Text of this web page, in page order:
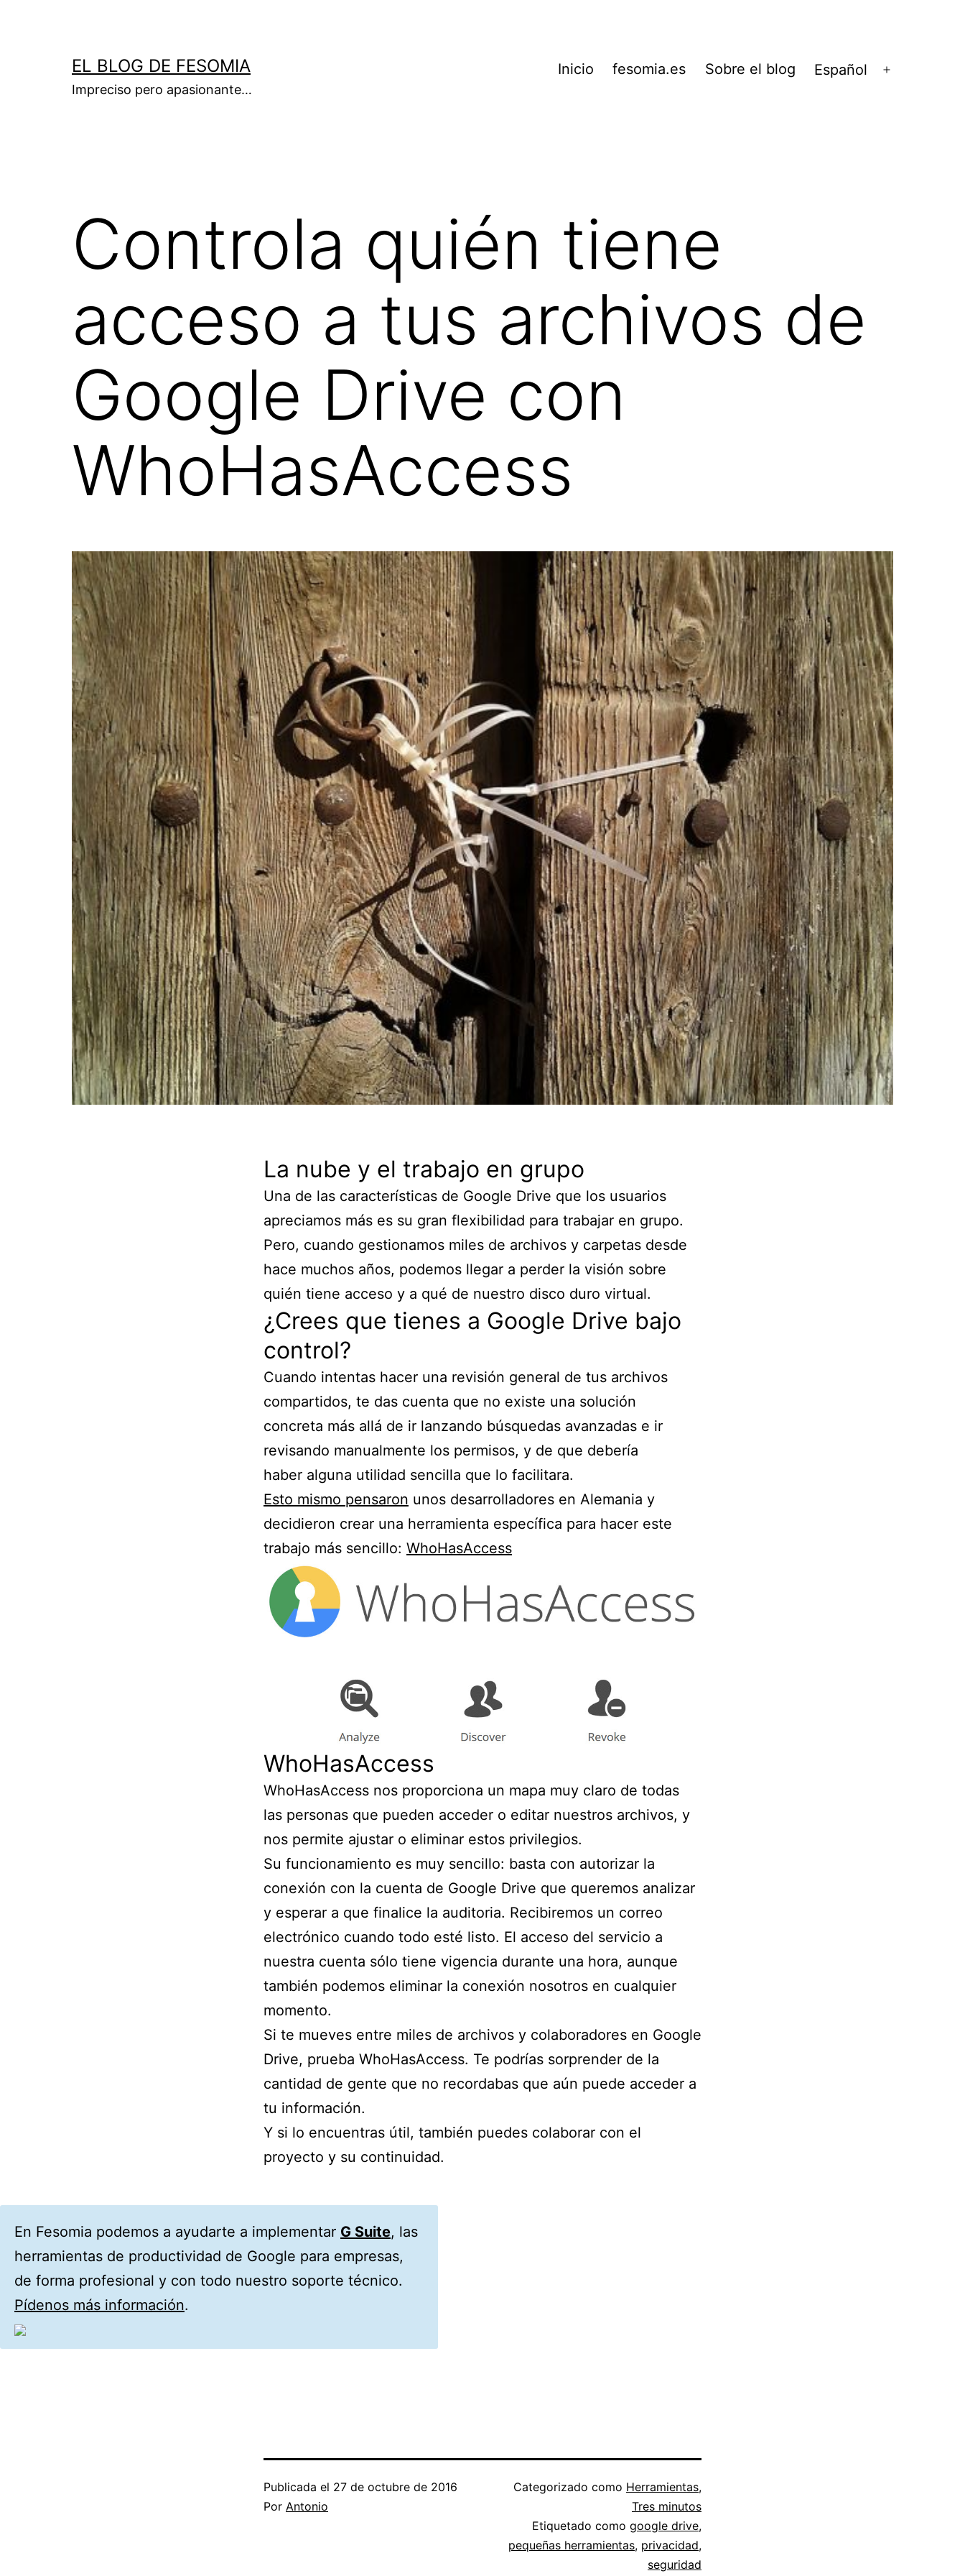
EL BLOG DE FESOMIA
Impreciso pero apasionante…
Inicio fesomia.es Sobre el blog Español
Controla quién tiene
acceso a tus archivos de
Google Drive con
WhoHasAccess
La nube y el trabajo en grupo
Una de las características de Google Drive que los usuarios
apreciamos más es su gran flexibilidad para trabajar en grupo.
Pero, cuando gestionamos miles de archivos y carpetas desde
hace muchos años, podemos llegar a perder la visión sobre
quién tiene acceso y a qué de nuestro disco duro virtual.
¿Crees que tienes a Google Drive bajo
control?
Cuando intentas hacer una revisión general de tus archivos
compartidos, te das cuenta que no existe una solución
concreta más allá de ir lanzando búsquedas avanzadas e ir
revisando manualmente los permisos, y de que debería
haber alguna utilidad sencilla que lo facilitara.
Esto mismo pensaron unos desarrolladores en Alemania y
decidieron crear una herramienta específica para hacer este
trabajo más sencillo: WhoHasAccess
WhoHasAccess
WhoHasAccess nos proporciona un mapa muy claro de todas
las personas que pueden acceder o editar nuestros archivos, y
nos permite ajustar o eliminar estos privilegios.
Su funcionamiento es muy sencillo: basta con autorizar la
conexión con la cuenta de Google Drive que queremos analizar
y esperar a que finalice la auditoria. Recibiremos un correo
electrónico cuando todo esté listo. El acceso del servicio a
nuestra cuenta sólo tiene vigencia durante una hora, aunque
también podemos eliminar la conexión nosotros en cualquier
momento.
Si te mueves entre miles de archivos y colaboradores en Google
Drive, prueba WhoHasAccess. Te podrías sorprender de la
cantidad de gente que no recordabas que aún puede acceder a
tu información.
Y si lo encuentras útil, también puedes colaborar con el
proyecto y su continuidad.
En Fesomia podemos a ayudarte a implementar G Suite, las
herramientas de productividad de Google para empresas,
de forma profesional y con todo nuestro soporte técnico.
Pídenos más información.
Publicada el 27 de octubre de 2016
Por Antonio
Categorizado como Herramientas,
Tres minutos
Etiquetado como google drive,
pequeñas herramientas, privacidad,
seguridad